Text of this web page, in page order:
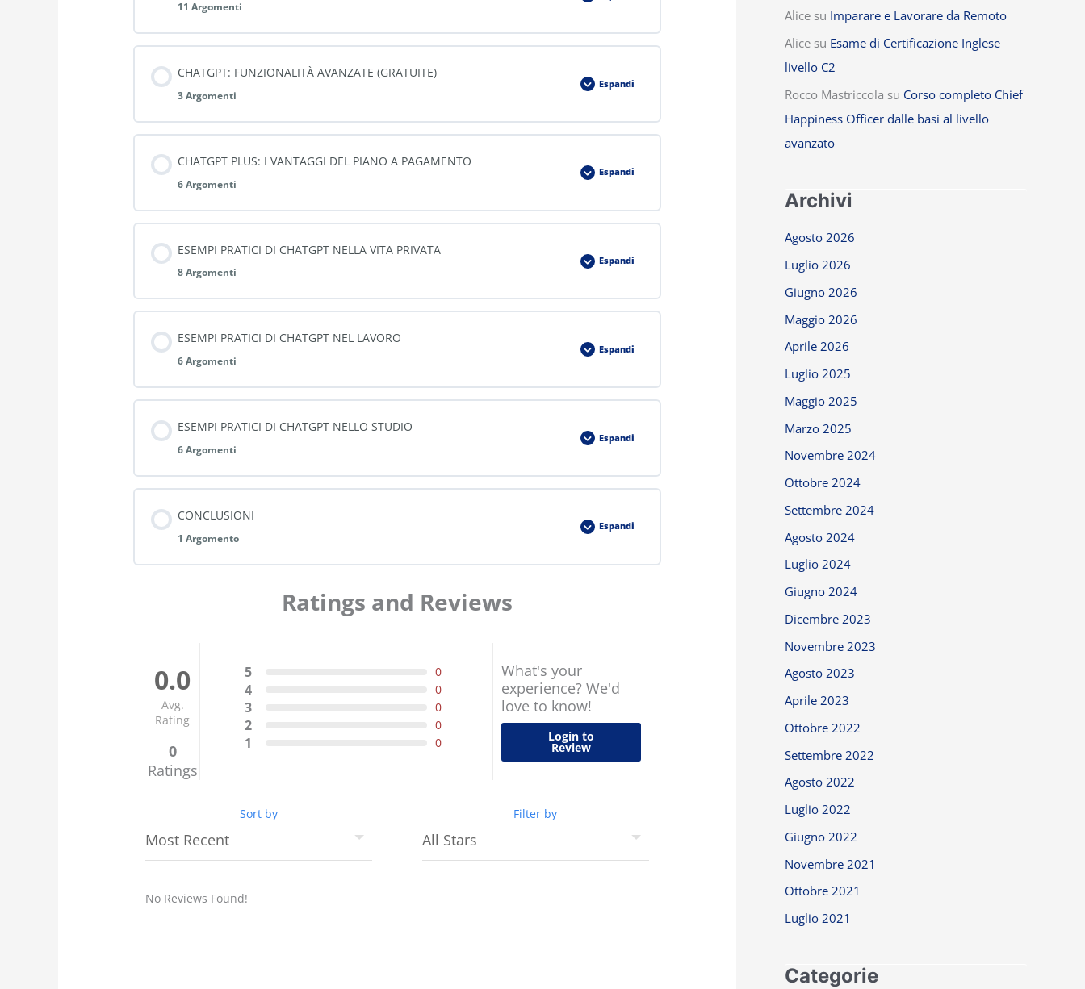
11 Argomenti
CHATGPT: FUNZIONALITÀ AVANZATE (GRATUITE)
3 Argomenti
Espandi
CHATGPT PLUS: I VANTAGGI DEL PIANO A PAGAMENTO
6 Argomenti
Espandi
ESEMPI PRATICI DI CHATGPT NELLA VITA PRIVATA
8 Argomenti
Espandi
ESEMPI PRATICI DI CHATGPT NEL LAVORO
6 Argomenti
Espandi
ESEMPI PRATICI DI CHATGPT NELLO STUDIO
6 Argomenti
Espandi
CONCLUSIONI
1 Argomento
Espandi
Ratings and Reviews
0.0
Avg.
Rating
0
Ratings
5 0
4 0
3 0
2 0
1 0
What's your
experience? We'd
love to know!
Login to
Review
Sort by Filter by
No Reviews Found!
Alice su Imparare e Lavorare da Remoto
Alice su Esame di Certificazione Inglese
livello C2
Rocco Mastriccola su Corso completo Chief
Happiness Officer dalle basi al livello
avanzato
Archivi
Agosto 2026
Luglio 2026
Giugno 2026
Maggio 2026
Aprile 2026
Luglio 2025
Maggio 2025
Marzo 2025
Novembre 2024
Ottobre 2024
Settembre 2024
Agosto 2024
Luglio 2024
Giugno 2024
Dicembre 2023
Novembre 2023
Agosto 2023
Aprile 2023
Ottobre 2022
Settembre 2022
Agosto 2022
Luglio 2022
Giugno 2022
Novembre 2021
Ottobre 2021
Luglio 2021
Categorie